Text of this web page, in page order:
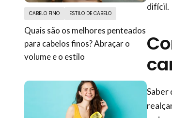
CABELO FINO ESTILO DE CABELO
Quais são os melhores penteados
para cabelos finos? Abraçar o
volume e o estilo
difícil.
Saber